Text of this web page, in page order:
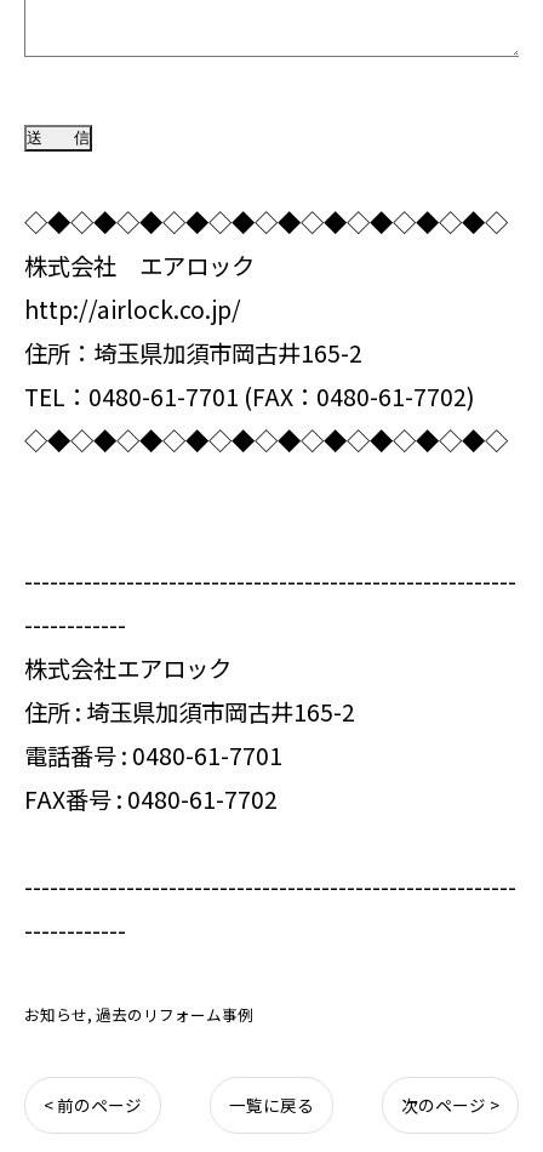
◇◆◇◆◇◆◇◆◇◆◇◆◇◆◇◆◇◆◇◆◇
株式会社 エアロック
http://airlock.co.jp/
住所：埼玉県加須市岡古井165-2
TEL：0480-61-7701 (FAX：0480-61-7702)
◇◆◇◆◇◆◇◆◇◆◇◆◇◆◇◆◇◆◇◆◇
----------------------------------------------------------
------------
株式会社エアロック
住所 : 埼玉県加須市岡古井165-2
電話番号 : 0480-61-7701
FAX番号 : 0480-61-7702
----------------------------------------------------------
------------
お知らせ 過去のリフォーム事例
< 前のページ 一覧に戻る 次のページ >